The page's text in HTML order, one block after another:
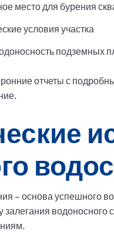
место для бурения
условия участка
подземных
отчеты с
– основа успешного
залегания